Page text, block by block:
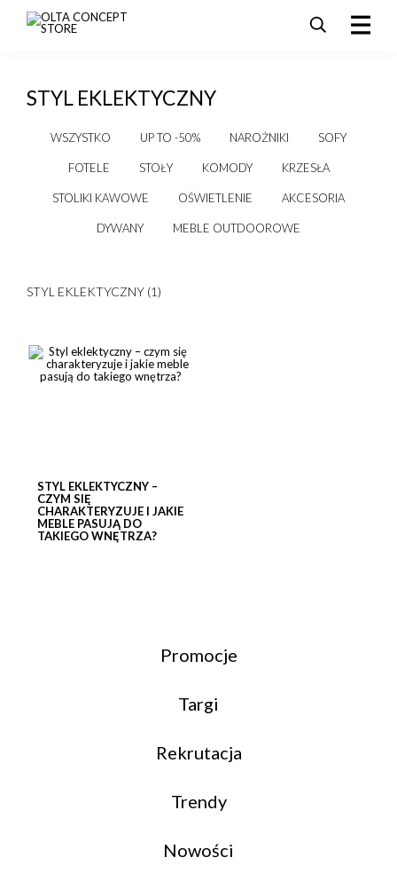
SALE
AKTUALNOŚCI I PROMOCJE
REALIZACJE
STYL EKLEKTYCZNY
WSZYSTKO UP TO -50% NAROŻNIKI SOFY
FOTELE STOŁY KOMODY KRZESŁA
STOLIKI KAWOWE OŚWIETLENIE AKCESORIA
DYWANY MEBLE OUTDOOROWE
STYL EKLEKTYCZNY (1)
STYL EKLEKTYCZNY –
CZYM SIĘ
CHARAKTERYZUJE I JAKIE
MEBLE PASUJĄ DO
TAKIEGO WNĘTRZA?
Promocje
Targi
Rekrutacja
Trendy
Nowości